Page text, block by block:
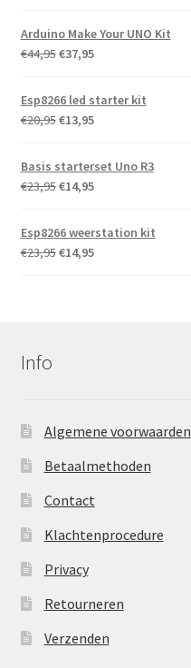
Goed onderdeel. Past
precies bij mijn wens
tollen Service.
Superschnell geliefert.
Gerne wieder.
Snel en betrouwbaar
Arduino Make Your UNO Kit
€44,95Oorspronkelijke
was:
€37,95Huidige
Esp8266 led starter kit
€20,95Oorspronkelijke
€13,95Huidige
Basis starterset Uno R3
€23,95Oorspronkelijke
€14,95Huidige
Esp8266 weerstation kit
€23,95Oorspronkelijke
€14,95Huidige
Info
Algemene voorwaarden
Betaalmethoden
Contact
Klachtenprocedure
Privacy
Retourneren
Verzenden